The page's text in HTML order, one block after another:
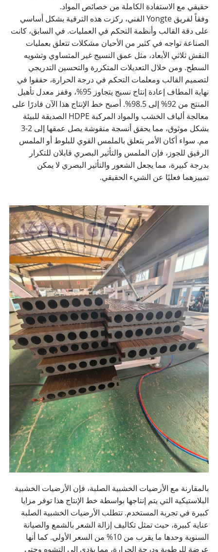
حقيقي مع الاستفادة الكاملة من خصائص المواد.
وفقاً لفريق Yongte الفني، ركزت هذه الترقية بشكل أساسي
على دقة القالب وأنظمة التحكم في العمليات. في السابق، كانت
الصناعة تواجه في كثير من الأحيان مشكلات تتعلق بعمليات
النقش ثلاثي الأبعاد، مثل عمق النسيج غير المتساوي وتشويه
السطح. ومن خلال التعديلات المتكررة والتحسين التدريجي
لتصميم القالب ومعلمات التحكم في درجة الحرارة، حققوا في
نهاية المطاف إعادة إنتاج نسيج يتجاوز 95%، وقفز معدل تأهيل
المنتج من 92% إلى 98.5%. أصبح خط الإنتاج هذا الآن قادرًا على
معالجة ألياف الخشب والمواد المركبة HDPE الصديقة للبيئة
بشكل موثوق، مما يحقق أنسجة منقوشة يصل عمقها إلى 2-3
مم. سواء أكان الأمر يتعلق بالملمس القوي للبلوط أو الملمس
الرقيق للجوز، فإن الملمس والتأثير البصري قابلان للتكرار
بدرجة كبيرة، مما يجعل الشعور والتأثير البصري لا يمكن
تمييزهما فعليًا عن الشيء الحقيقي.
بالمقارنة مع الأرضيات الخشبية الصلبة، فإن الأرضيات الخشبية
البلاستيكية التي يتم إنتاجها بواسطة خط الإنتاج هذا توفر مزايا
كبيرة في تجربة المستخدم. تتطلب الأرضيات الخشبية الصلبة
عناية كبيرة، حيث تمثل تكاليف إزالة الشعر بالشمع والصيانة
السنوية وحدها ما يقرب من 10% من السعر الأولي. كما أنها
عرضة للرطوبة ودرجة الحرارة، مما يؤدي إلى التشوه وحتى